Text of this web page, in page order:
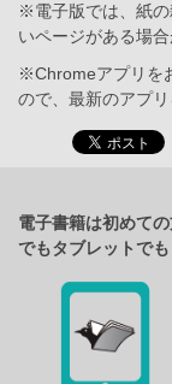
※電子版では、紙の
いページがある場合
※Chromeアプリを
ので、最新のアプリ
電子書籍は初めて
でもタブレットでも